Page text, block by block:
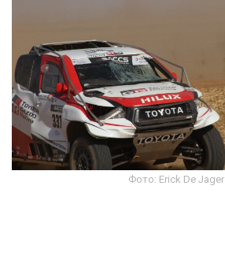
Фото: Erick De Jager